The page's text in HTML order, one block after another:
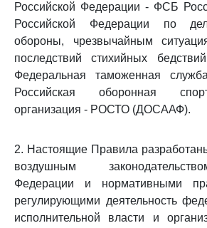
Российской Федерации - ФСБ
Российской Федерации по
обороны, чрезвычайным
последствий стихийных
Федеральная таможенная
Российская оборонная
организация - РОСТО (ДОСААФ).
2. Настоящие Правила
воздушным
Федерации и нормативными
регулирующими деятельность
исполнительной власти и